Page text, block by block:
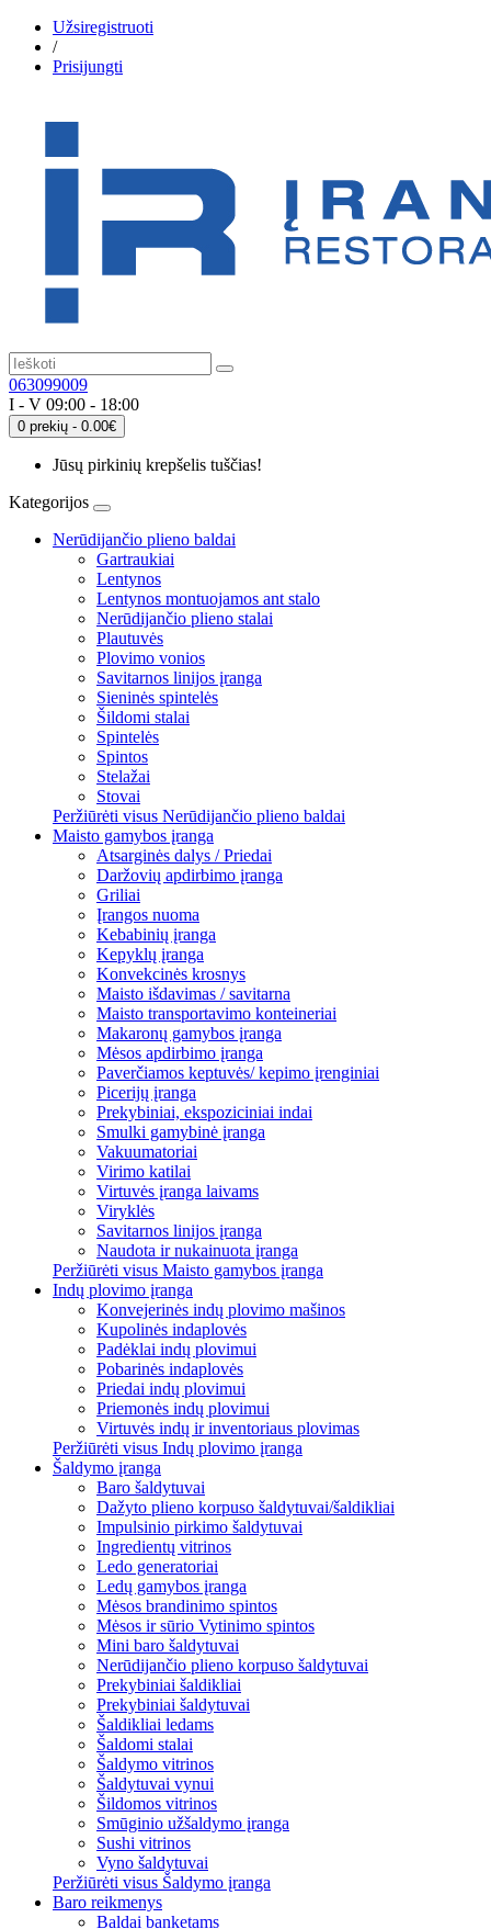
Užsiregistruoti
/
Prisijungti
063099009
I - V 09:00 - 18:00
0 prekių - 0.00€
Jūsų pirkinių krepšelis tuščias!
Kategorijos
Nerūdijančio plieno baldai
Gartraukiai
Lentynos
Lentynos montuojamos ant stalo
Nerūdijančio plieno stalai
Plautuvės
Plovimo vonios
Savitarnos linijos įranga
Sieninės spintelės
Šildomi stalai
Spintelės
Spintos
Stelažai
Stovai
Peržiūrėti visus Nerūdijančio plieno baldai
Maisto gamybos įranga
Atsarginės dalys / Priedai
Daržovių apdirbimo įranga
Griliai
Įrangos nuoma
Kebabinių įranga
Kepyklų įranga
Konvekcinės krosnys
Maisto išdavimas / savitarna
Maisto transportavimo konteineriai
Makaronų gamybos įranga
Mėsos apdirbimo įranga
Paverčiamos keptuvės/ kepimo įrenginiai
Picerijų įranga
Prekybiniai, ekspoziciniai indai
Smulki gamybinė įranga
Vakuumatoriai
Virimo katilai
Virtuvės įranga laivams
Viryklės
Savitarnos linijos įranga
Naudota ir nukainuota įranga
Peržiūrėti visus Maisto gamybos įranga
Indų plovimo įranga
Konvejerinės indų plovimo mašinos
Kupolinės indaplovės
Padėklai indų plovimui
Pobarinės indaplovės
Priedai indų plovimui
Priemonės indų plovimui
Virtuvės indų ir inventoriaus plovimas
Peržiūrėti visus Indų plovimo įranga
Šaldymo įranga
Baro šaldytuvai
Dažyto plieno korpuso šaldytuvai/šaldikliai
Impulsinio pirkimo šaldytuvai
Ingredientų vitrinos
Ledo generatoriai
Ledų gamybos įranga
Mėsos brandinimo spintos
Mėsos ir sūrio Vytinimo spintos
Mini baro šaldytuvai
Nerūdijančio plieno korpuso šaldytuvai
Prekybiniai šaldikliai
Prekybiniai šaldytuvai
Šaldikliai ledams
Šaldomi stalai
Šaldymo vitrinos
Šaldytuvai vynui
Šildomos vitrinos
Smūginio užšaldymo įranga
Sushi vitrinos
Vyno šaldytuvai
Peržiūrėti visus Šaldymo įranga
Baro reikmenys
Baldai banketams